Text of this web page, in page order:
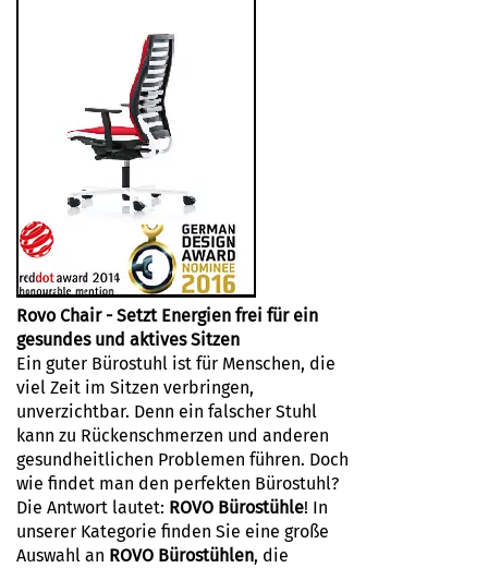
Rovo Chair- Setzt Energien frei für ein
gesundes und aktives Sitzen
Ein guter Bürostuhl ist für Menschen, die
viel Zeit im Sitzen verbringen,
unverzichtbar. Denn ein falscher Stuhl
kann zu Rückenschmerzen und anderen
gesundheitlichen Problemen führen. Doch
wie findet man den perfekten Bürostuhl?
Die Antwort lautet: ROVO Bürostühle! In
unserer Kategorie finden Sie eine große
Auswahl an ROVO Bürostühlen, die